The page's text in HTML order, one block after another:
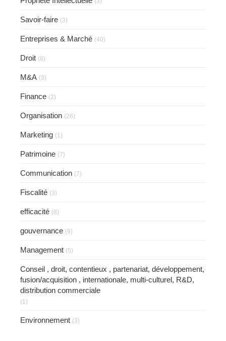
Savoir-faire (3)
Entreprises & Marché (40)
Droit (8)
M&A (3)
Finance (2)
Organisation (26)
Marketing (1)
Patrimoine (7)
Communication (7)
Fiscalité (3)
efficacité (8)
gouvernance (9)
Management (5)
Conseil , droit, contentieux , partenariat, développement,
fusion/acquisition , internationale, multi-culturel, R&D,
distribution commerciale
(1)
Environnement (3)